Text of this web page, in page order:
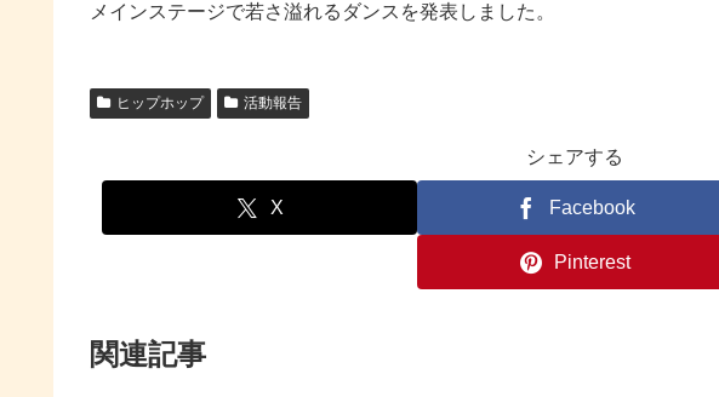
メインステージで若さ溢れるダンスを発表しました。
ヒップホップ 活動報告
シェアする
X Facebook
Pinterest
関連記事